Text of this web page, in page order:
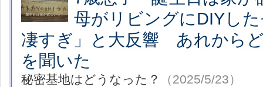
母がリビングにDIYし
凄すぎ」と大反響 あれから
を聞いた
秘密基地はどうなった？ （2025/5/23）